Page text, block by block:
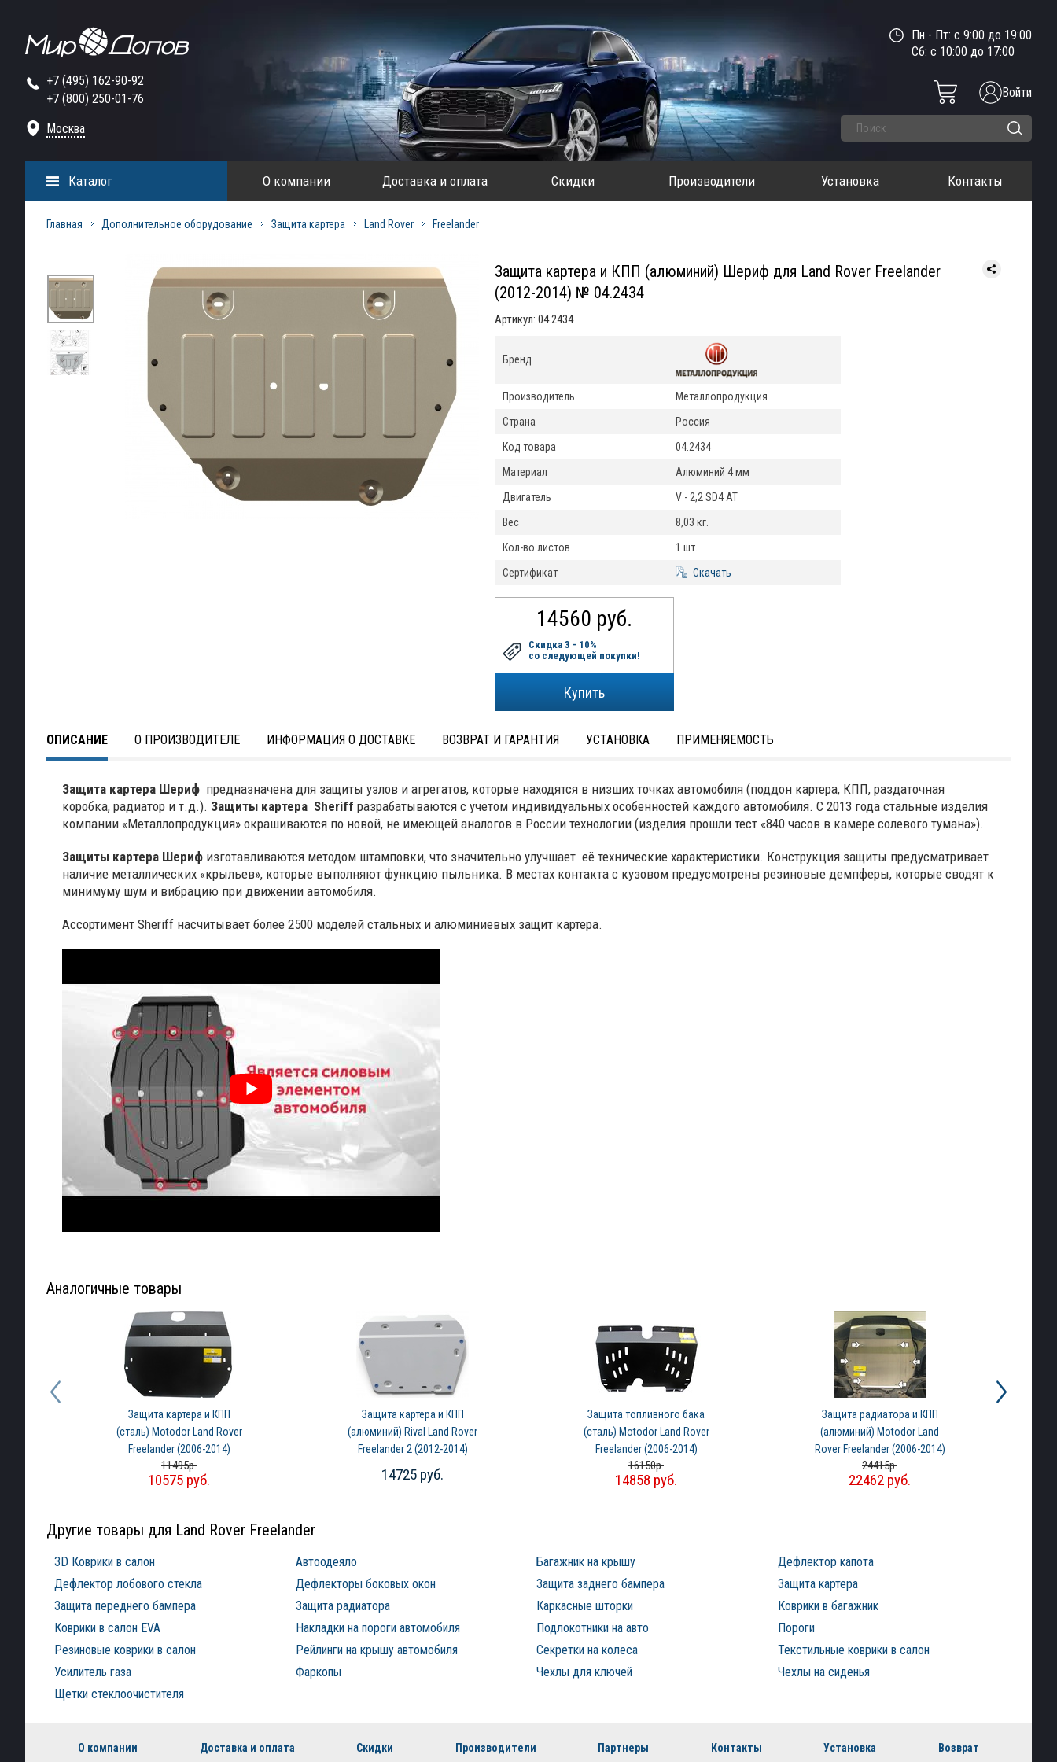
+7 (495) 162-90-92
+7 (800) 250-01-76
Москва
Пн - Пт: с 9:00 до 19:00
Сб: с 10:00 до 17:00
Войти
О компании Доставка и оплата Скидки Производители Установка Контакты
Каталог
Главная Дополнительное оборудование Защита картера Land Rover Freelander
Защита картера и КПП (алюминий) Шериф для Land Rover Freelander
(2012-2014) № 04.2434
Артикул: 04.2434
14560 руб.
Скидка 3 - 10%
со следующей покупки!
Бренд
Производитель
Металлопродукция
Страна
Россия
Код товара
04.2434
Материал
Алюминий 4 мм
Двигатель
V - 2,2 SD4 АТ
Вес
8,03 кг.
Кол-во листов
1 шт.
Сертификат
Скачать
ОПИСАНИЕ О ПРОИЗВОДИТЕЛЕ ИНФОРМАЦИЯ О ДОСТАВКЕ ВОЗВРАТ И ГАРАНТИЯ УСТАНОВКА ПРИМЕНЯЕМОСТЬ
Защита картера Шериф предназначена для защиты узлов и агрегатов, которые находятся в низших точках автомобиля (поддон картера, КПП, раздаточная
коробка, радиатор и т.д.). Защиты картера Sheriff разрабатываются с учетом индивидуальных особенностей каждого автомобиля. С 2013 года стальные изделия
компании «Металлопродукция» окрашиваются по новой, не имеющей аналогов в России технологии (изделия прошли тест «840 часов в камере солевого тумана»).
Защиты картера Шериф изготавливаются методом штамповки, что значительно улучшает её технические характеристики. Конструкция защиты предусматривает
наличие металлических «крыльев», которые выполняют функцию пыльника. В местах контакта с кузовом предусмотрены резиновые демпферы, которые сводят к
минимуму шум и вибрацию при движении автомобиля.
Ассортимент Sheriff насчитывает более 2500 моделей стальных и алюминиевых защит картера.
Аналогичные товары
Защита картера и КПП
(сталь) Motodor Land Rover
Freelander (2006-2014)
11495р.
10575 руб.
Защита картера и КПП
(алюминий) Rival Land Rover
Freelander 2 (2012-2014)
14725 руб.
Защита топливного бака
(сталь) Motodor Land Rover
Freelander (2006-2014)
16150р.
14858 руб.
Защита радиатора и КПП
(алюминий) Motodor Land
Rover Freelander (2006-2014)
24415р.
22462 руб.
Другие товары для Land Rover Freelander
3D Коврики в салон Автоодеяло Багажник на крышу
Дефлектор капота
Дефлектор лобового стекла
Дефлекторы боковых окон Защита заднего бампера
Защита картера
Защита переднего бампера
Защита радиатора Каркасные шторки
Коврики в багажник
Коврики в салон EVA
Накладки на пороги автомобиля Подлокотники на авто
Пороги
Резиновые коврики в салон
Рейлинги на крышу автомобиля Секретки на колеса
Текстильные коврики в салон
Усилитель газа
Фаркопы Чехлы для ключей
Чехлы на сиденья
Щетки стеклоочистителя
О компании Доставка и оплата Скидки Производители Партнеры Контакты Установка Возврат